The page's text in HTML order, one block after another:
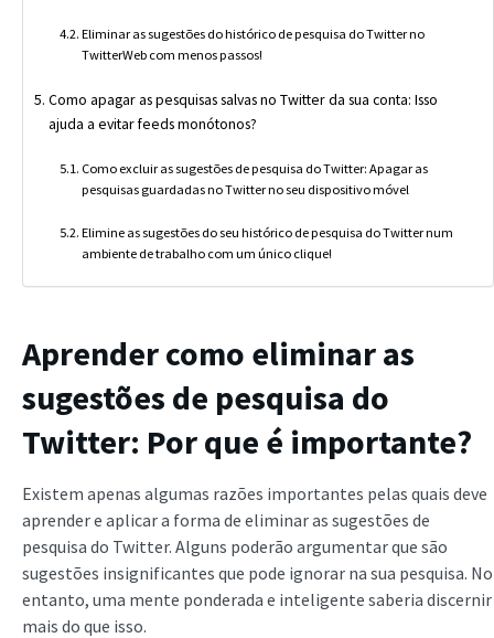
Eliminar as sugestões do histórico de pesquisa do Twitter no
TwitterWeb com menos passos!
Como apagar as pesquisas salvas no Twitter da sua conta: Isso
ajuda a evitar feeds monótonos?
Como excluir as sugestões de pesquisa do Twitter: Apagar as
pesquisas guardadas no Twitter no seu dispositivo móvel
Elimine as sugestões do seu histórico de pesquisa do Twitter num
ambiente de trabalho com um único clique!
Aprender como eliminar as
sugestões de pesquisa do
Twitter: Por que é importante?
Existem apenas algumas razões importantes pelas quais deve
aprender e aplicar a forma de eliminar as sugestões de
pesquisa do Twitter. Alguns poderão argumentar que são
sugestões insignificantes que pode ignorar na sua pesquisa. No
entanto, uma mente ponderada e inteligente saberia discernir
mais do que isso.